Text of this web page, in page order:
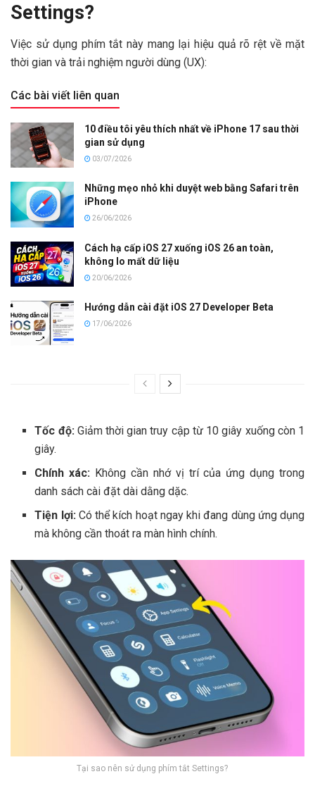
Settings?
Việc sử dụng phím tắt này mang lại hiệu quả rõ rệt về mặt
thời gian và trải nghiệm người dùng (UX):
Các bài viết liên quan
10 điều tôi yêu thích nhất về iPhone 17 sau thời
gian sử dụng
03/07/2026
Những mẹo nhỏ khi duyệt web bằng Safari trên
iPhone
26/06/2026
Cách hạ cấp iOS 27 xuống iOS 26 an toàn,
không lo mất dữ liệu
20/06/2026
Hướng dẫn cài đặt iOS 27 Developer Beta
17/06/2026
Tốc độ:Giảm thời gian truy cập từ 10 giây xuống còn 1
giây.
Chính xác: Không cần nhớ vị trí của ứng dụng trong
danh sách cài đặt dài dằng dặc.
Tiện lợi:Có thể kích hoạt ngay khi đang dùng ứng dụng
mà không cần thoát ra màn hình chính.
Tại sao nên sử dụng phím tắt Settings?